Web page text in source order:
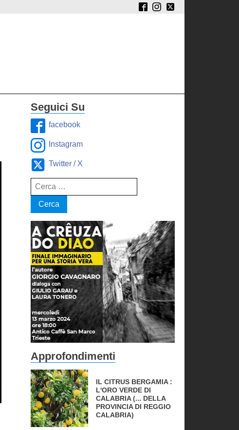
Seguici Su
facebook
Instagram
Twitter / X
Ricerca
per:
Approfondimenti
IL CITRUS BERGAMIA :
L'ORO VERDE DI
CALABRIA (... DELLA
PROVINCIA DI REGGIO
CALABRIA)